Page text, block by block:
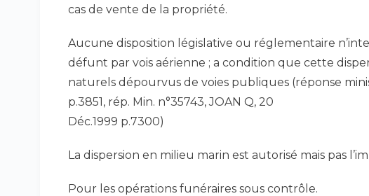
cas de vente de la propriété.
Aucune disposition législative ou réglementaire
défunt par vois aérienne ; a condition que cette
naturels dépourvus de voies publiques (réponse
p.3851, rép. Min. n°35743, JOAN Q, 20
Déc.1999 p.7300)
La dispersion en milieu marin est autorisé mais pas
Pour les opérations funéraires sous contrôle.